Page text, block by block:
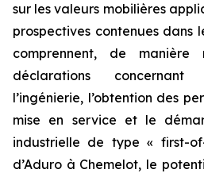
sur les valeurs mobilières
prospectives contenues dans
comprennent, de manière
déclarations concernant
l’ingénierie, l’obtention des
mise en service et le
industrielle de type « first-
d’Aduro à Chemelot, le